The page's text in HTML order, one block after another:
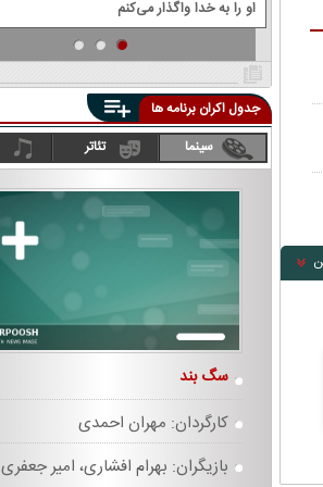
او را به خدا واگذار می‌کنم
جدول اکران برنامه ها
سینما
تئاتر
سگ بند
کارگردان: مهران احمدی
بازیگران: بهرام افشاری، امیر جعفری